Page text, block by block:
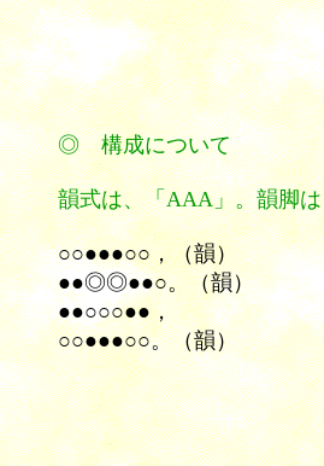
◎ 構成について
韻式は、「AAA」。韻脚
○○●●●○○，（韻）
●●◎◎●●○。（韻）
●●○○○●●，
○○●●●○○。（韻）